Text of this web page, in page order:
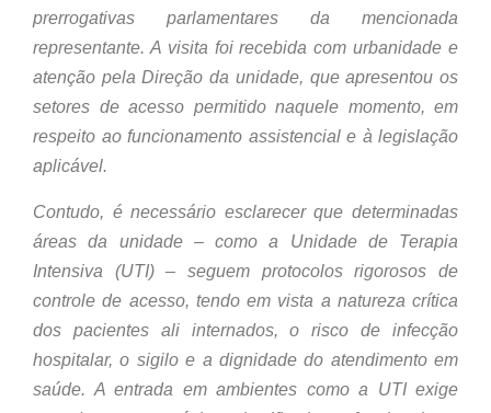
prerrogativas parlamentares da mencionada
representante. A visita foi recebida com urbanidade e
atenção pela Direção da unidade, que apresentou os
setores de acesso permitido naquele momento, em
respeito ao funcionamento assistencial e à legislação
aplicável.
Contudo, é necessário esclarecer que determinadas
áreas da unidade – como a Unidade de Terapia
Intensiva (UTI) – seguem protocolos rigorosos de
controle de acesso, tendo em vista a natureza crítica
dos pacientes ali internados, o risco de infecção
hospitalar, o sigilo e a dignidade do atendimento em
saúde. A entrada em ambientes como a UTI exige